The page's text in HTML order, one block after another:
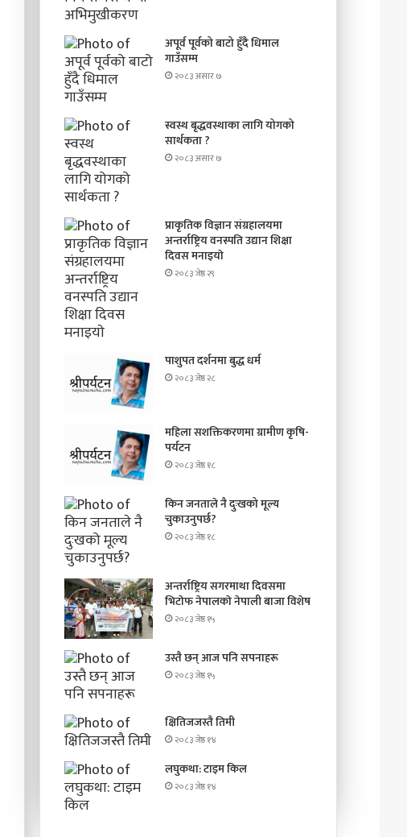
अपूर्व पूर्वको बाटो हुँदै धिमाल
गाउँसम्म
२०८३ असार ७
स्वस्थ बृद्धवस्थाका लागि योगको
सार्थकता ?
२०८३ असार ७
प्राकृतिक विज्ञान संग्रहालयमा
अन्तर्राष्ट्रिय वनस्पति उद्यान शिक्षा
दिवस मनाइयाे
२०८३ जेष्ठ २९
पाशुपत दर्शनमा बुद्ध धर्म​
२०८३ जेष्ठ २८
महिला सशक्तिकरणमा ग्रामीण कृषि-
पर्यटन
२०८३ जेष्ठ १८
किन जनताले नै दुःखको मूल्य
चुकाउनुपर्छ?
२०८३ जेष्ठ १८
अन्तर्राष्ट्रिय सगरमाथा दिवसमा
भिटाेफ नेपालकाे नेपाली बाजा विशेष
२०८३ जेष्ठ १५
उस्तै छन् आज पनि सपनाहरू
२०८३ जेष्ठ १५
क्षितिजजस्तै तिमी
२०८३ जेष्ठ १४
लघुकथा: टाइम किल
२०८३ जेष्ठ १४